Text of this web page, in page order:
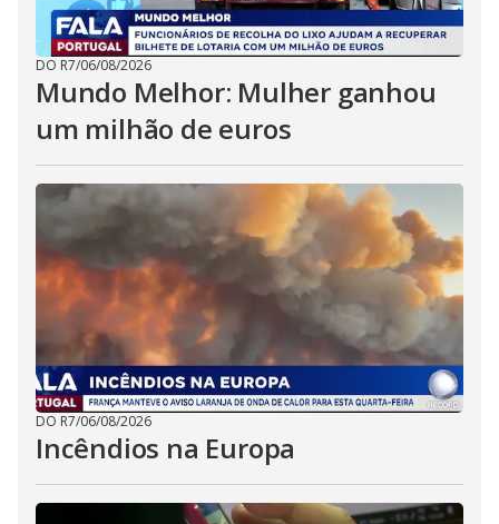
DO R7/06/08/2026
Mundo Melhor: Mulher ganhou
um milhão de euros
DO R7/06/08/2026
Incêndios na Europa